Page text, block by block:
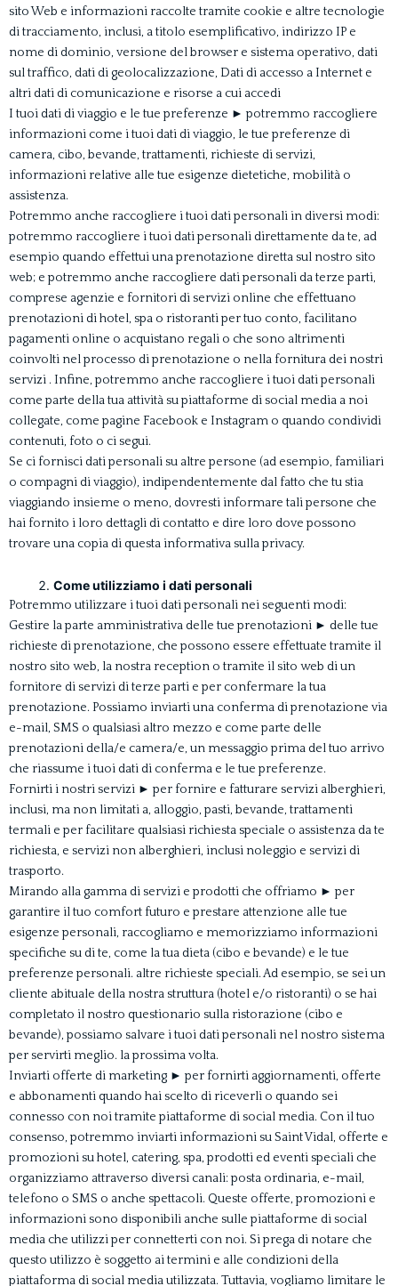
sito Web e informazioni raccolte tramite cookie e altre tecnologie
di tracciamento, inclusi, a titolo esemplificativo, indirizzo IP e
nome di dominio, versione del browser e sistema operativo, dati
sul traffico, dati di geolocalizzazione, Dati di accesso a Internet e
altri dati di comunicazione e risorse a cui accedi
I tuoi dati di viaggio e le tue preferenze ► potremmo raccogliere
informazioni come i tuoi dati di viaggio, le tue preferenze di
camera, cibo, bevande, trattamenti, richieste di servizi,
informazioni relative alle tue esigenze dietetiche, mobilità o
assistenza.
Potremmo anche raccogliere i tuoi dati personali in diversi modi:
potremmo raccogliere i tuoi dati personali direttamente da te, ad
esempio quando effettui una prenotazione diretta sul nostro sito
web; e potremmo anche raccogliere dati personali da terze parti,
comprese agenzie e fornitori di servizi online che effettuano
prenotazioni di hotel, spa o ristoranti per tuo conto, facilitano
pagamenti online o acquistano regali o che sono altrimenti
coinvolti nel processo di prenotazione o nella fornitura dei nostri
servizi . Infine, potremmo anche raccogliere i tuoi dati personali
come parte della tua attività su piattaforme di social media a noi
collegate, come pagine Facebook e Instagram o quando condividi
contenuti, foto o ci segui.
Se ci fornisci dati personali su altre persone (ad esempio, familiari
o compagni di viaggio), indipendentemente dal fatto che tu stia
viaggiando insieme o meno, dovresti informare tali persone che
hai fornito i loro dettagli di contatto e dire loro dove possono
trovare una copia di questa informativa sulla privacy.
Come utilizziamo i dati personali
Potremmo utilizzare i tuoi dati personali nei seguenti modi:
Gestire la parte amministrativa delle tue prenotazioni ► delle tue
richieste di prenotazione, che possono essere effettuate tramite il
nostro sito web, la nostra reception o tramite il sito web di un
fornitore di servizi di terze parti e per confermare la tua
prenotazione. Possiamo inviarti una conferma di prenotazione via
e-mail, SMS o qualsiasi altro mezzo e come parte delle
prenotazioni della/e camera/e, un messaggio prima del tuo arrivo
che riassume i tuoi dati di conferma e le tue preferenze.
Fornirti i nostri servizi ► per fornire e fatturare servizi alberghieri,
inclusi, ma non limitati a, alloggio, pasti, bevande, trattamenti
termali e per facilitare qualsiasi richiesta speciale o assistenza da te
richiesta, e servizi non alberghieri, inclusi noleggio e servizi di
trasporto.
Mirando alla gamma di servizi e prodotti che offriamo ► per
garantire il tuo comfort futuro e prestare attenzione alle tue
esigenze personali, raccogliamo e memorizziamo informazioni
specifiche su di te, come la tua dieta (cibo e bevande) e le tue
preferenze personali. altre richieste speciali. Ad esempio, se sei un
cliente abituale della nostra struttura (hotel e/o ristoranti) o se hai
completato il nostro questionario sulla ristorazione (cibo e
bevande), possiamo salvare i tuoi dati personali nel nostro sistema
per servirti meglio. la prossima volta.
Inviarti offerte di marketing ► per fornirti aggiornamenti, offerte
e abbonamenti quando hai scelto di riceverli o quando sei
connesso con noi tramite piattaforme di social media. Con il tuo
consenso, potremmo inviarti informazioni su Saint Vidal, offerte e
promozioni su hotel, catering, spa, prodotti ed eventi speciali che
organizziamo attraverso diversi canali: posta ordinaria, e-mail,
telefono o SMS o anche spettacoli. Queste offerte, promozioni e
informazioni sono disponibili anche sulle piattaforme di social
media che utilizzi per connetterti con noi. Si prega di notare che
questo utilizzo è soggetto ai termini e alle condizioni della
piattaforma di social media utilizzata. Tuttavia, vogliamo limitare le